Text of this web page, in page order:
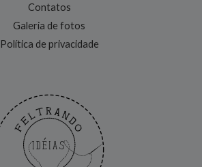
Contatos
Galeria de fotos
Política de privacidade